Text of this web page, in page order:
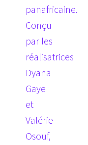
panafricaine.
Conçu
par les
réalisatrices
Dyana
Gaye
et
Valérie
Osouf,